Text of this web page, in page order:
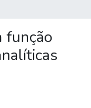
função